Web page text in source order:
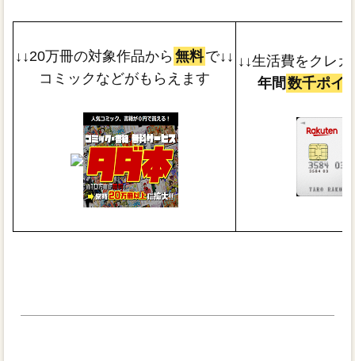
↓↓20万冊の対象作品から 無料で↓↓
コミックなどがもらえます
↓↓生活費をクレ
年間 数千ポイ